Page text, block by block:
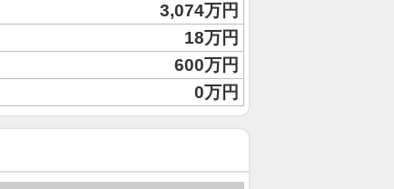
3,074万円
18万円
600万円
0万円